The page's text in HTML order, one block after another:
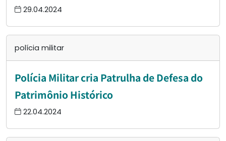
29.04.2024
polícia militar
Polícia Militar cria Patrulha de Defesa do
Patrimônio Histórico
22.04.2024